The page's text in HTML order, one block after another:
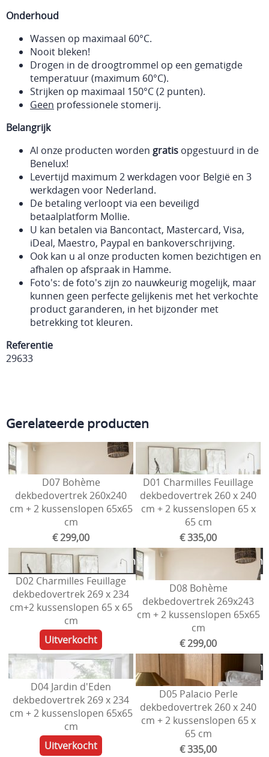
Onderhoud
Wassen op maximaal 60°C.
Nooit bleken!
Drogen in de droogtrommel op een gematigde
temperatuur (maximum 60°C).
Strijken op maximaal 150°C (2 punten).
Geen professionele stomerij.
Belangrijk
Al onze producten worden gratis opgestuurd in de
Benelux!
Levertijd maximum 2 werkdagen voor België en 3
werkdagen voor Nederland.
De betaling verloopt via een beveiligd
betaalplatform Mollie.
U kan betalen via Bancontact, Mastercard, Visa,
iDeal, Maestro, Paypal en bankoverschrijving.
Ook kan u al onze producten komen bezichtigen en
afhalen op afspraak in Hamme.
Foto's: de foto's zijn zo nauwkeurig mogelijk, maar
kunnen geen perfecte gelijkenis met het verkochte
product garanderen, in het bijzonder met
betrekking tot kleuren.
Referentie
29633
Gerelateerde producten
D07 Bohème
dekbedovertrek 260x240
cm + 2 kussenslopen 65x65
cm
€ 299,00
Toevoegen aan winkelmandje
D01 Charmilles Feuillage
dekbedovertrek 260 x 240
cm + 2 kussenslopen 65 x
65 cm
€ 335,00
Toevoegen aan
D02 Charmilles Feuillage
dekbedovertrek 269 x 234
cm+2 kussenslopen 65 x 65
cm
Uitverkocht
D08 Bohème
dekbedovertrek 269x243
cm + 2 kussenslopen 65x65
cm
€ 299,00
Toevoegen aan
D04 Jardin d'Eden
dekbedovertrek 269 x 234
cm + 2 kussenslopen 65x65
cm
Uitverkocht
D05 Palacio Perle
dekbedovertrek 260 x 240
cm + 2 kussenslopen 65 x
65 cm
€ 335,00